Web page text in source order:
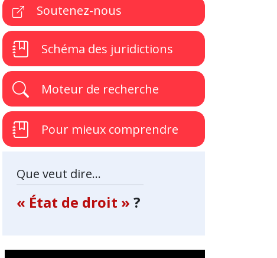
Soutenez-nous
Schéma des juridictions
Moteur de recherche
Pour mieux comprendre
Que veut dire...
« État de droit »?